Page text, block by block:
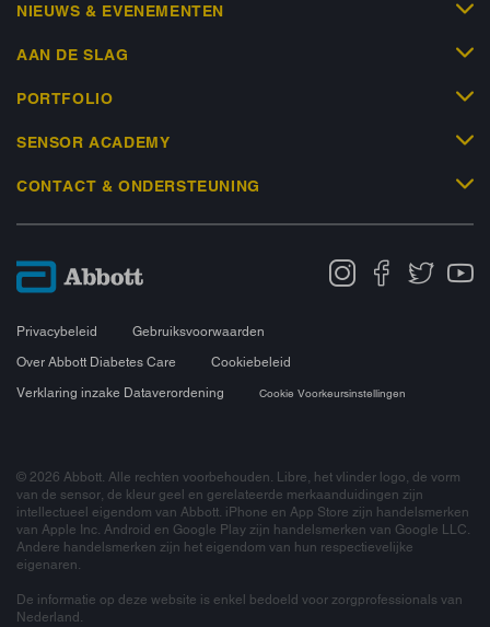
NIEUWS & EVENEMENTEN
AAN DE SLAG
PORTFOLIO
SENSOR ACADEMY
CONTACT & ONDERSTEUNING
Privacybeleid
Gebruiksvoorwaarden
Over Abbott Diabetes Care
Cookiebeleid
Verklaring inzake Dataverordening
Cookie Voorkeursinstellingen
© 2026 Abbott. Alle rechten voorbehouden. Libre, het vlinder logo, de vorm
van de sensor, de kleur geel en gerelateerde merkaanduidingen zijn
intellectueel eigendom van Abbott. iPhone en App Store zijn handelsmerken
van Apple Inc. Android en Google Play zijn handelsmerken van Google LLC.
Andere handelsmerken zijn het eigendom van hun respectievelijke
eigenaren.
De informatie op deze website is enkel bedoeld voor zorgprofessionals van
Nederland.